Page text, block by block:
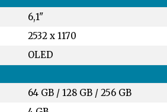
6,1"
2532 x 1170
OLED
64 GB /128 GB /256 GB